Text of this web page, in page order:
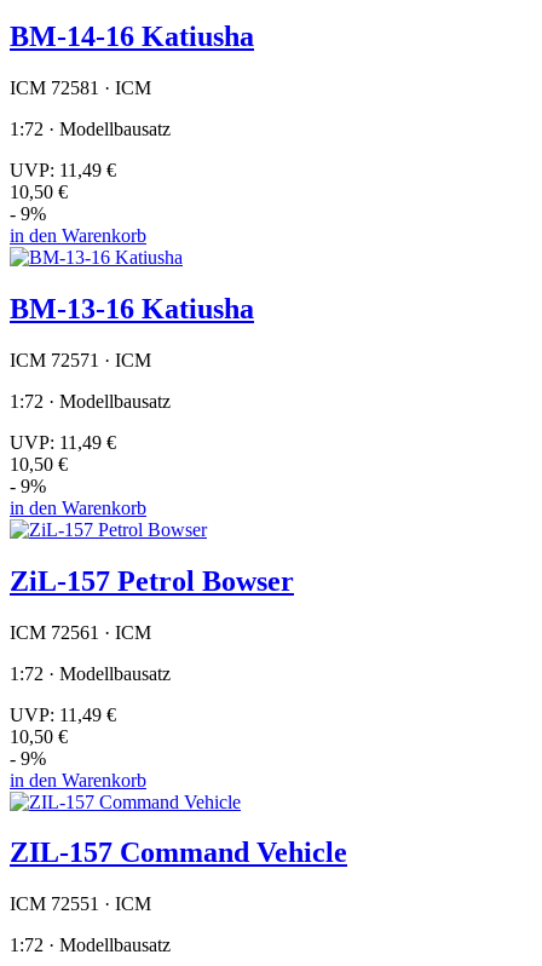
BM-14-16 Katiusha
ICM 72581 · ICM
1:72 · Modellbausatz
UVP: 11,49 €
10,50 €
- 9%
in den Warenkorb
BM-13-16 Katiusha
ICM 72571 · ICM
1:72 · Modellbausatz
UVP: 11,49 €
10,50 €
- 9%
in den Warenkorb
ZiL-157 Petrol Bowser
ICM 72561 · ICM
1:72 · Modellbausatz
UVP: 11,49 €
10,50 €
- 9%
in den Warenkorb
ZIL-157 Command Vehicle
ICM 72551 · ICM
1:72 · Modellbausatz